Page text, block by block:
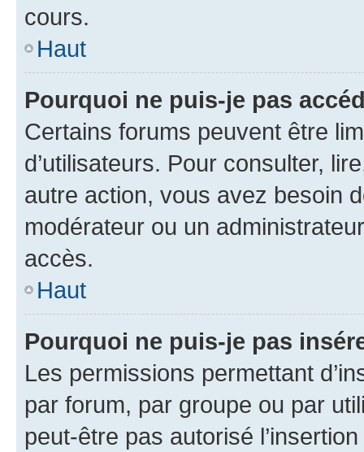
cours.
Haut
Pourquoi ne puis-je pas
Certains forums peuvent être
d’utilisateurs. Pour consulter,
autre action, vous avez besoin
modérateur ou un
accès.
Haut
Pourquoi ne puis-je pas
Les permissions permettant
par forum, par groupe ou par
peut-être pas autorisé